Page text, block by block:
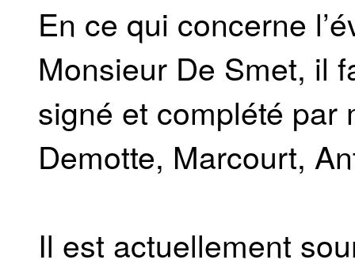
En ce qui concerne
Monsieur De Smet, il
signé et complété par
Demotte, Marcourt,
Il est actuellement